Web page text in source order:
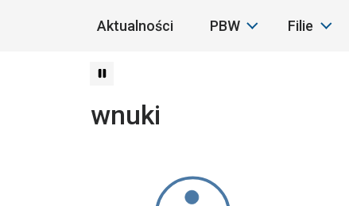
Aktualności PBW Filie
wnuki